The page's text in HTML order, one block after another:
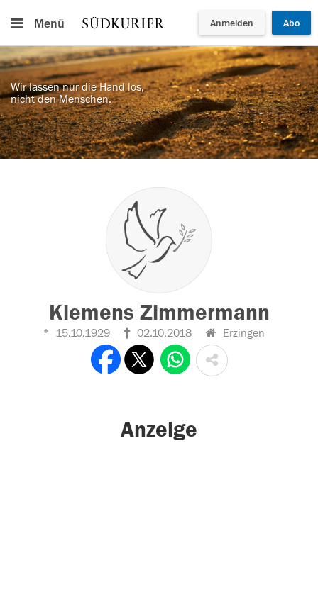
Menü Anmelden Abo
Wir lassen nur die Hand los,
nicht den Menschen.
Klemens Zimmermann
15.10.1929 02.10.2018 Erzingen
Anzeige